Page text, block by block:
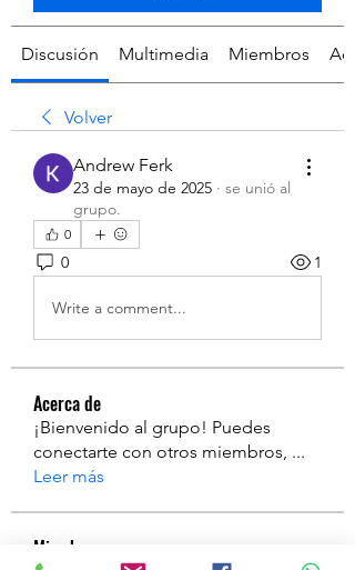
Discusión Multimedia Miembros
Volver
Andrew Ferk
23 de mayo de 2025 · se unió al
grupo.
0
0 1
Write a comment...
Acerca de
¡Bienvenido al grupo! Puedes
conectarte con otros miembros, ...
Leer más
Miembros